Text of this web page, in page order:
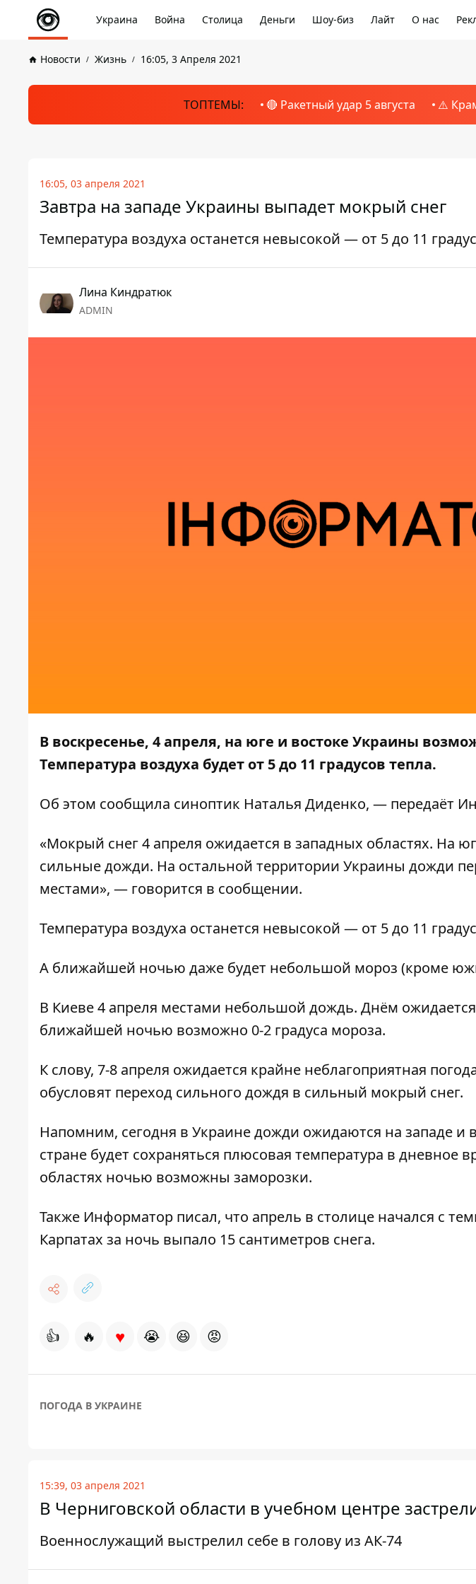
Украина Война Столица Деньги Шоу-биз Лайт О нас
Новости Жизнь 16:05, 3 Апреля 2021
ТОПТЕМЫ: 🔴 Ракетный удар 5 августа ⚠️
16:05, 03 апреля 2021
Завтра на западе Украины выпадет мокрый снег
Температура воздуха останется невысокой — от 5 до 11
Лина Киндратюк
ADMIN
В воскресенье, 4 апреля, на юге и востоке Украины
Температура воздуха будет от 5 до 11 градусов тепла.
Об этом сообщила синоптик Наталья Диденко, — передаёт
«Мокрый снег 4 апреля ожидается в западных областях. На
сильные дожди. На остальной территории Украины дожди
местами», — говорится в сообщении.
Температура воздуха останется невысокой — от 5 до 11
А ближайшей ночью даже будет небольшой мороз (кроме
В Киеве 4 апреля местами небольшой дождь. Днём ожидается
ближайшей ночью возможно 0-2 градуса мороза.
К слову, 7-8 апреля ожидается крайне неблагоприятная
обусловят переход сильного дождя в сильный мокрый снег.
Напомним, сегодня в Украинедожди ожидаются на западе и
стране будет сохраняться плюсовая температура в дневное
областях ночью возможны заморозки.
Также Информатор писал, что апрель в столице начался с
Карпатах за ночь выпало 15 сантиметров снега.
👍 🔥 ♥ 😭 😆 😡
ПОГОДА В УКРАИНЕ
15:39, 03 апреля 2021
В Черниговской области в учебном центре
Военнослужащий выстрелил себе в голову из АК-74